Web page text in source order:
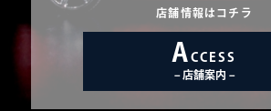
店舗情報はコチラ
ACCESS
店舗案内